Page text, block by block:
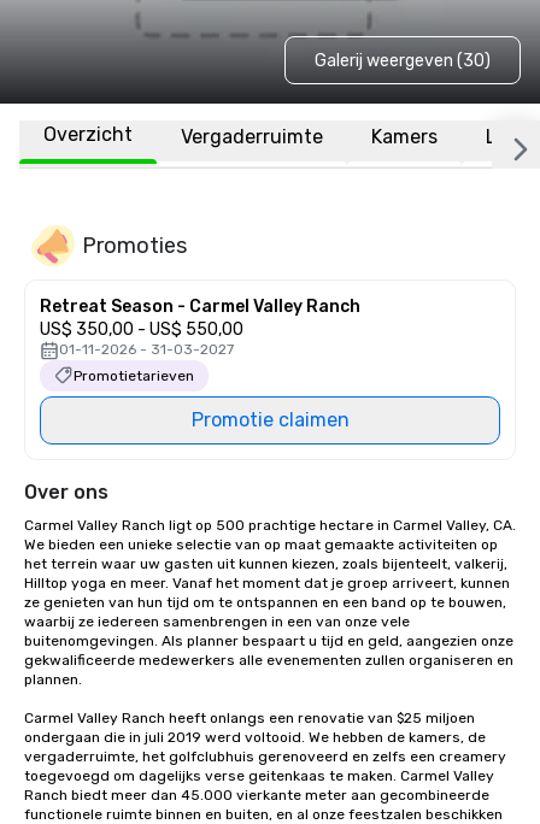
Galerij weergeven (30)
Overzicht Vergaderruimte Kamers
Promoties
Retreat Season - Carmel Valley Ranch
US$ 350,00 - US$ 550,00
01-11-2026 - 31-03-2027
Promotietarieven
Promotie claimen
Over ons
Carmel Valley Ranch ligt op 500 prachtige hectare in Carmel Valley, CA.
We bieden een unieke selectie van op maat gemaakte activiteiten op
het terrein waar uw gasten uit kunnen kiezen, zoals bijenteelt, valkerij,
Hilltop yoga en meer. Vanaf het moment dat je groep arriveert, kunnen
ze genieten van hun tijd om te ontspannen en een band op te bouwen,
waarbij ze iedereen samenbrengen in een van onze vele
buitenomgevingen. Als planner bespaart u tijd en geld, aangezien onze
gekwalificeerde medewerkers alle evenementen zullen organiseren en
plannen.
Carmel Valley Ranch heeft onlangs een renovatie van $25 miljoen
ondergaan die in juli 2019 werd voltooid. We hebben de kamers, de
vergaderruimte, het golfclubhuis gerenoveerd en zelfs een creamery
toegevoegd om dagelijks verse geitenkaas te maken. Carmel Valley
Ranch biedt meer dan 45.000 vierkante meter aan gecombineerde
functionele ruimte binnen en buiten, en al onze feestzalen beschikken